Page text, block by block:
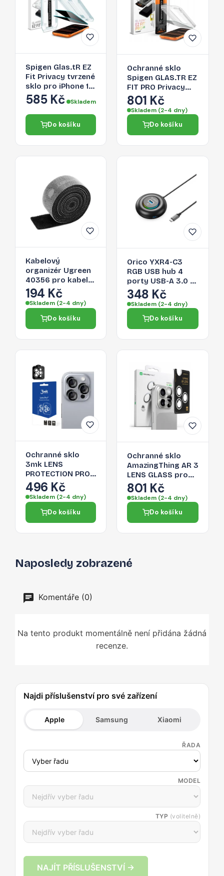
Spigen Glas.tR EZ
Fit Privacy tvrzené
sklo pro iPhone 16
Pro Max / 17 Pro
Max – 2 ks
585 Kč Skladem
Do košíku
Ochranné sklo
Spigen GLAS.TR EZ
FIT PRO Privacy
pro iPhone 16 Pro
Max / 17 Pro Max -
privacy (soukromí)
801 Kč
Skladem (2-4 dny)
Do košíku
Kabelový
organizér Ugreen
40356 pro kabely
- černá
194 Kč
Skladem (2-4 dny)
Do košíku
Orico YXR4-C3
RGB USB hub 4
porty USB-A 3.0 s
audio/mikrofonním
portem 0,3 m –
černý
348 Kč
Skladem (2-4 dny)
Do košíku
Ochranné sklo
3mk LENS
PROTECTION PRO
Camera Cover pro
iPhone 16 Pro Max
- čirá
496 Kč
Skladem (2-4 dny)
Do košíku
Ochranné sklo
AmazingThing AR 3
LENS GLASS pro
iPhone 16 Pro Max
- transparentní
801 Kč
Skladem (2-4 dny)
Do košíku
Naposledy zobrazené
Komentáře (0)
Na tento produkt momentálně není přidána žádná
recenze.
Najdi příslušenství pro své zařízení
Apple Samsung Xiaomi
ŘADA
MODEL
TYP (volitelně)
NAJÍT PŘÍSLUŠENSTVÍ →